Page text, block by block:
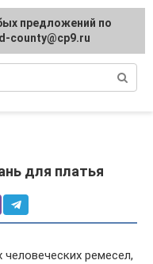
для платья
ремесел,
предложений по
county@cp9.ru